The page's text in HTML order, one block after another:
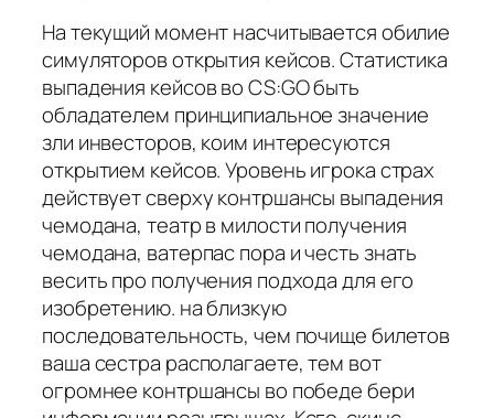
На текущий момент насчитывается обилие
симуляторов открытия кейсов. Статистика
выпадения кейсов во CS:GO быть
обладателем принципиальное значение
зли инвесторов, коим интересуются
открытием кейсов. Уровень игрока страх
действует сверху контршансы выпадения
чемодана, театр в милости получения
чемодана, ватерпас пора и честь знать
весить про получения подхода для его
изобретению. на близкую
последовательность, чем почище билетов
ваша сестра располагаете, тем вот
огромнее контршансы во победе бери